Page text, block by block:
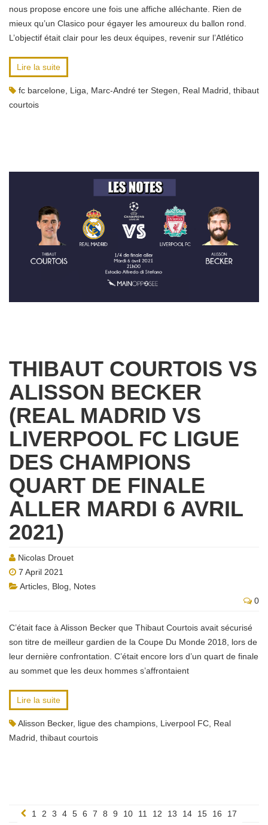
nous propose encore une fois une affiche alléchante. Rien de
mieux qu’un Clasico pour égayer les amoureux du ballon rond.
L’objectif était clair pour les deux équipes, revenir sur l’Atlético
Lire la suite
fc barcelone Liga Marc-André ter Stegen Real Madrid thibaut
courtois
THIBAUT COURTOIS VS
ALISSON BECKER
(REAL MADRID VS
LIVERPOOL FC LIGUE
DES CHAMPIONS
QUART DE FINALE
ALLER MARDI 6 AVRIL
2021)
Nicolas Drouet
7 April 2021
Articles Blog
Notes
0
C’était face à Alisson Becker que Thibaut Courtois avait sécurisé
son titre de meilleur gardien de la Coupe Du Monde 2018, lors de
leur dernière confrontation. C’était encore lors d’un quart de finale
au sommet que les deux hommes s’affrontaient
Lire la suite
Alisson Becker, ligue des champions Liverpool FC Real
Madrid thibaut courtois
1 2 3 4 5 6 7 8 9 10 11 12 13 14 15 16 17